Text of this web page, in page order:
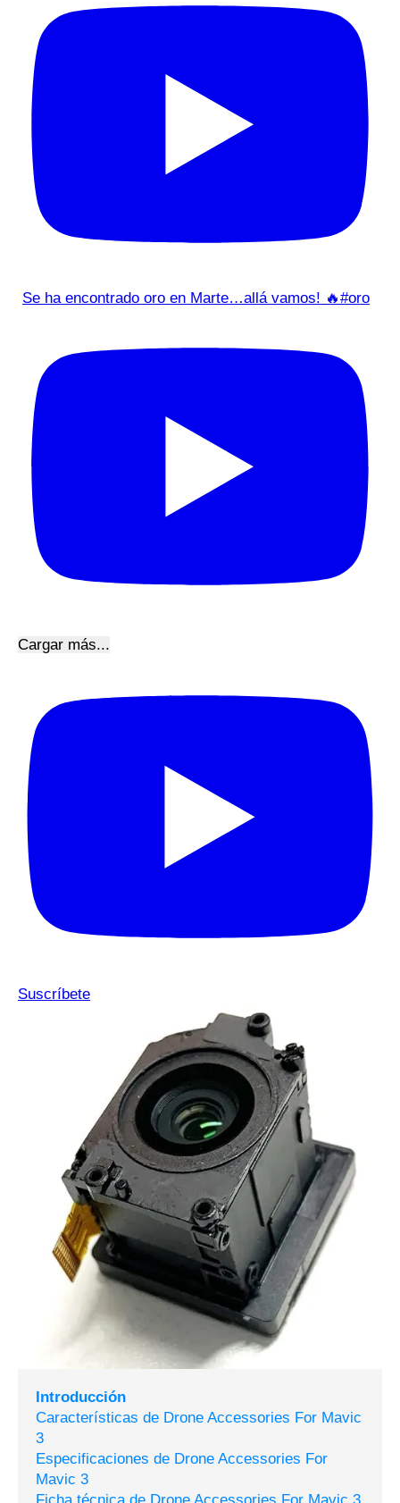
Se ha encontrado oro en Marte…allá vamos! 🔥#oro
Cargar más...
Suscríbete
Introducción
Características de Drone Accessories For Mavic
3
Especificaciones de Drone Accessories For
Mavic 3